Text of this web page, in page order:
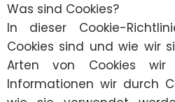
Was sind Cookies?
In dieser Cookie-
Cookies sind und wie wir
Arten von Cookies wir
Informationen wir durch